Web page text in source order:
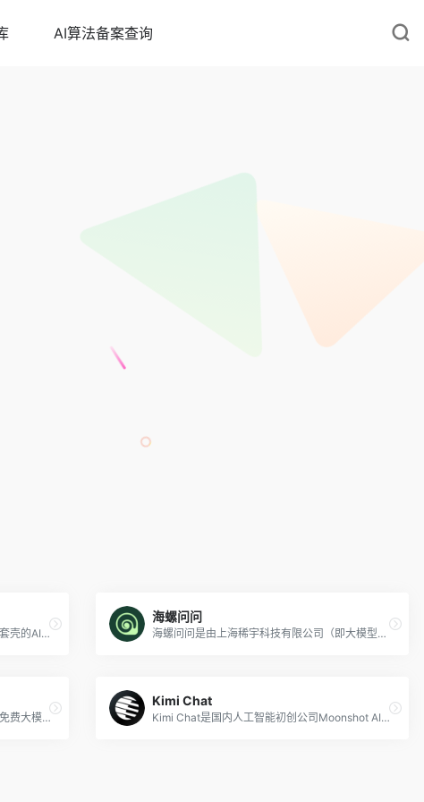
AI算法备案查询
Forefront是一个免费的基于GPT-4模型套壳的AI聊天机器人，提供更好的ChatGPT使用体验。用户可以在GPT-4和GPT-3.5模型间切换，注册即可访问GPT-4、图像生成、自定义人物角色、可共享聊天等。
海螺问问
海螺问问是由上海稀宇科技有限公司（即大模型初创公司MiniMax）推出的一个免费的AI智能聊天机器人助理，该AI聊天机器人的前身是应事AI，提供知识问答、智能创作、语音聊天等功能。相较于其他的AI对话助手，海螺问问的优势在于可进行逼真的语音对话，无论是语气、语调、语速还是情绪都十分的自然，与真人接近，还提供免费的语音克隆！
ChitChop是字节跳动在海外上线的一款免费大模型产品和人工智能助手工具箱，可以为用户提供多达200+的智能机器人服务，通过提供创造性灵感、提高工作效率等方式来服务用户的学习、工作和生活。值得注意的是，该款产品与抖音集团旗下AI产品“小悟空”类似，都是基于云雀大语言模型创建的AI小工具合集，只是网页外观有些许改动。
Kimi Chat
Kimi Chat是国内人工智能初创公司Moonshot AI（月之暗面）推出的智能对话助手，支持输入长达20万汉字的上下文。Kimi Chat擅长中文和英文的对话，可以帮助用户解决各类生活和工作中的问题、提供实用的信息和参考建议。